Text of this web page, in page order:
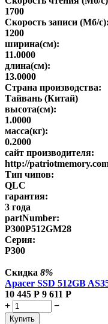
1700
Скорость записи (Мб/с):
1200
ширина(см):
11.0000
длина(см):
13.0000
Страна производства:
Тайвань (Китай)
высота(см):
1.0000
масса(кг):
0.2000
сайт производителя:
http://
Тип чипов:
QLC
гарантия:
3 года
partNumber:
P300P512GM28
Серия:
P300
Скидка 8%
Apacer SSD 512GB
10 445 Р 9 611 Р
+
−
Купить